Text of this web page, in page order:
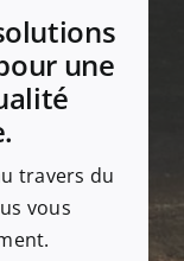
une
travers du
vous